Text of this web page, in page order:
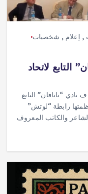
, إعلام , شخصيات
التابع لاتحاد
“ناتافان” التابع
رابطة “لوتش”
والكاتب المعروف